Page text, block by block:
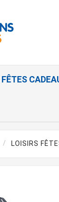
LOISIRS